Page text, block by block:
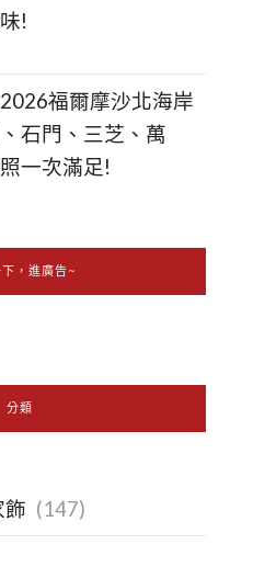
!
福爾摩沙北海岸
石門、三芝、萬
一次滿足!
，進廣告~
分類
飾 (147)